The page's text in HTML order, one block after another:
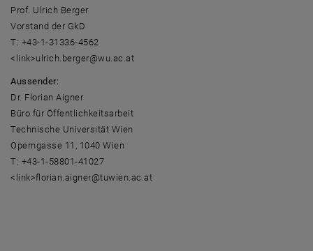
Prof. Ulrich Berger
Vorstand der GkD
T: +43-1-31336-4562
<link>ulrich.berger@wu.ac.at
Aussender:
Dr. Florian Aigner
Büro für Öffentlichkeitsarbeit
Technische Universität Wien
Operngasse 11, 1040 Wien
T: +43-1-58801-41027
<link>florian.aigner@tuwien.ac.at